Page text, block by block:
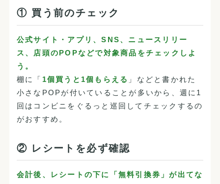
① 買う前のチェック
公式サイト・アプリ、SNS、ニュースリリー
ス、店頭のPOPなどで対象商品をチェックしよ
う。
棚に「 1個買うと1個もらえる 」などと書かれた
小さなPOPが付いていることが多いから、週に1
回はコンビニをぐるっと巡回してチェックするの
がおすすめ。
② レシートを必ず確認
会計後、レシートの下に「無料引換券」が出てな